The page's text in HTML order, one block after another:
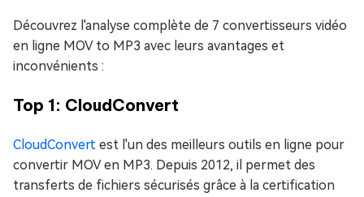
Découvrez l'analyse complète de 7 convertisseurs vidéo
en ligne MOV to MP3 avec leurs avantages et
inconvénients :
Top 1: CloudConvert
CloudConvert est l'un des meilleurs outils en ligne pour
convertir MOV en MP3. Depuis 2012, il permet des
transferts de fichiers sécurisés grâce à la certification